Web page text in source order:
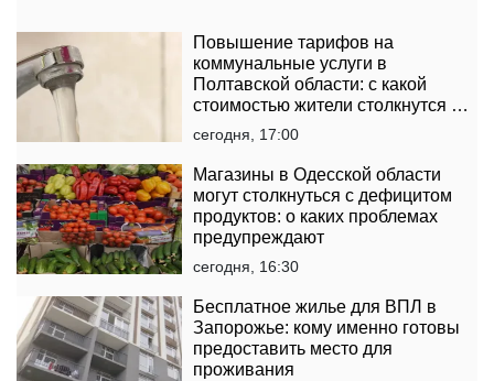
Повышение тарифов на
коммунальные услуги в
Полтавской области: с какой
стоимостью жители столкнутся в
платежках
сегодня, 17:00
Магазины в Одесской области
могут столкнуться с дефицитом
продуктов: о каких проблемах
предупреждают
сегодня, 16:30
Бесплатное жилье для ВПЛ в
Запорожье: кому именно готовы
предоставить место для
проживания